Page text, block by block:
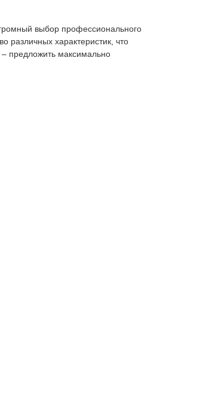
выбор профессионального
различных характеристик, что
предложить максимально